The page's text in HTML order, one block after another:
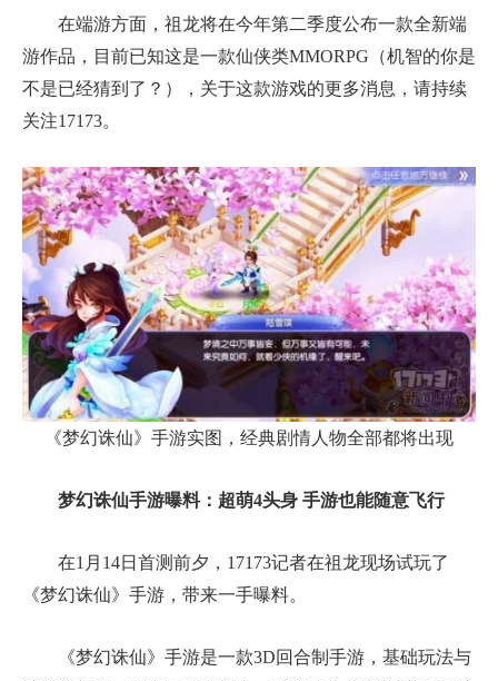
在端游方面，祖龙将在今年第二季度公布一款全新端
游作品，目前已知这是一款仙侠类MMORPG（机智的你是
不是已经猜到了？），关于这款游戏的更多消息，请持续
关注17173。
《梦幻诛仙》手游实图，经典剧情人物全部都将出现
梦幻诛仙手游曝料：超萌4头身 手游也能随意飞行
在1月14日首测前夕，17173记者在祖龙现场试玩了
《梦幻诛仙》手游，带来一手曝料。
《梦幻诛仙》手游是一款3D回合制手游，基础玩法与